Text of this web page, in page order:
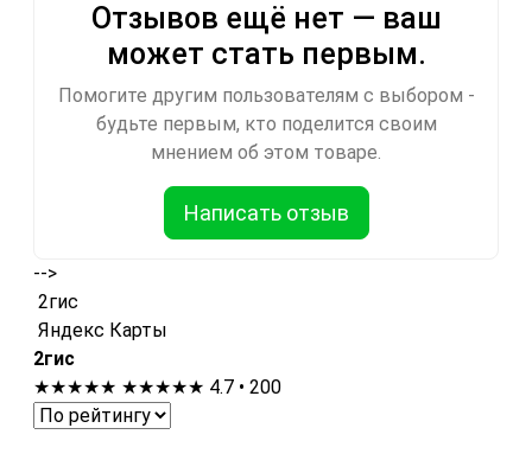
Отзывов ещё нет — ваш
может стать первым.
Помогите другим пользователям с выбором -
будьте первым, кто поделится своим
мнением об этом товаре.
Написать отзыв
-->
2гис
Яндекс Карты
2гис
★★★★★ ★★★★★ 4.7 • 200